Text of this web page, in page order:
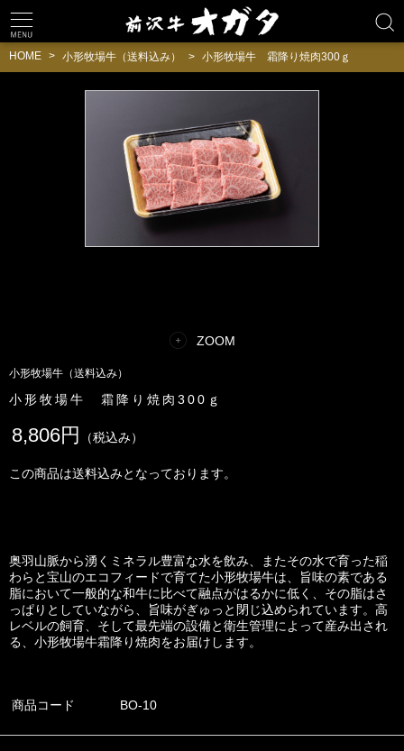
HOME 小形牧場牛（送料込み） 小形牧場牛 霜降り焼肉300ｇ
ZOOM
小形牧場牛（送料込み）
小形牧場牛 霜降り焼肉300ｇ
8,806円 （税込み）
この商品は送料込みとなっております。
奥羽山脈から湧くミネラル豊富な水を飲み、またその水で育った稲
わらと宝山のエコフィードで育てた小形牧場牛は、旨味の素である
脂において一般的な和牛に比べて融点がはるかに低く、その脂はさ
っぱりとしていながら、旨味がぎゅっと閉じ込められています。高
レベルの飼育、そして最先端の設備と衛生管理によって産み出され
る、小形牧場牛霜降り焼肉をお届けします。
商品コード BO-10